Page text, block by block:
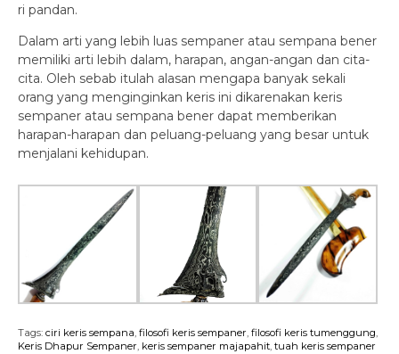
ri pandan.
Dalam arti yang lebih luas sempaner atau sempana bener
memiliki arti lebih dalam, harapan, angan-angan dan cita-
cita. Oleh sebab itulah alasan mengapa banyak sekali
orang yang menginginkan keris ini dikarenakan keris
sempaner atau sempana bener dapat memberikan
harapan-harapan dan peluang-peluang yang besar untuk
menjalani kehidupan.
Tags: ciri keris sempana, filosofi keris sempaner, filosofi keris tumenggung,
Keris Dhapur Sempaner, keris sempaner majapahit, tuah keris sempaner